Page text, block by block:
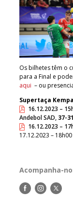
Os bilhetes têm o
para a Final e
aqui – ou
Supertaça
16.12.2023 –
Andebol SAD, 37-
16.12.2023 –
17.12.2023 –
Acompanha-
Siga-Siga-Siga-